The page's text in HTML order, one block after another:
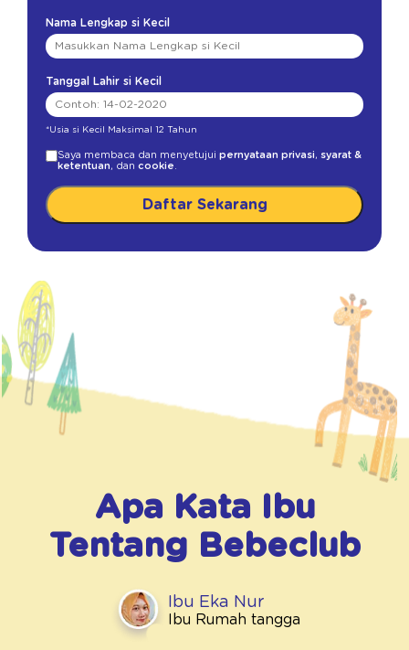
Nama Lengkap si Kecil
Tanggal Lahir si Kecil
*Usia si Kecil Maksimal 12 Tahun
Saya membaca dan menyetujui pernyataan privasi, syarat &
ketentuan, dan cookie
Daftar Sekarang
Apa Kata Ibu
Tentang Bebeclub
Ibu Eka Nur
Ibu Rumah tangga